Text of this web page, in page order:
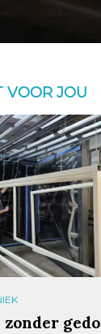
VOOR JOU